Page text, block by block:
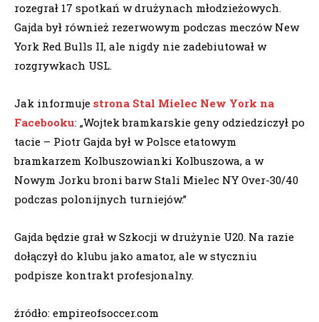
rozegrał 17 spotkań w drużynach młodzieżowych.
Gajda był również rezerwowym podczas meczów New
York Red Bulls II, ale nigdy nie zadebiutował w
rozgrywkach USL.
Jak informuje strona Stal Mielec New York na
Facebooku: „Wojtek bramkarskie geny odziedziczył po
tacie – Piotr Gajda był w Polsce etatowym
bramkarzem Kolbuszowianki Kolbuszowa, a w
Nowym Jorku broni barw Stali Mielec NY Over-30/40
podczas polonijnych turniejów.”
Gajda będzie grał w Szkocji w drużynie U20. Na razie
dołączył do klubu jako amator, ale w styczniu
podpisze kontrakt profesjonalny.
źródło: empireofsoccer.com